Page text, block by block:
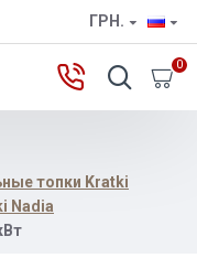
ГРН.
0
топки Kratki
Nadia